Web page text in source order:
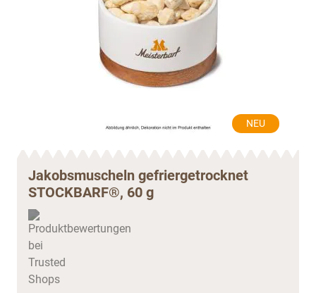
NEU
Jakobsmuscheln gefriergetrocknet
STOCKBARF®, 60 g